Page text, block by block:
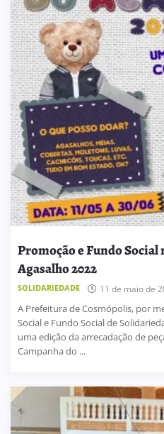
Promoção e Fundo
Agasalho 2022
SOLIDARIEDADE 11 de maio de
A Prefeitura de Cosmópolis, por
Social e Fundo Social de
uma edição da arrecadação de
Campanha do ...